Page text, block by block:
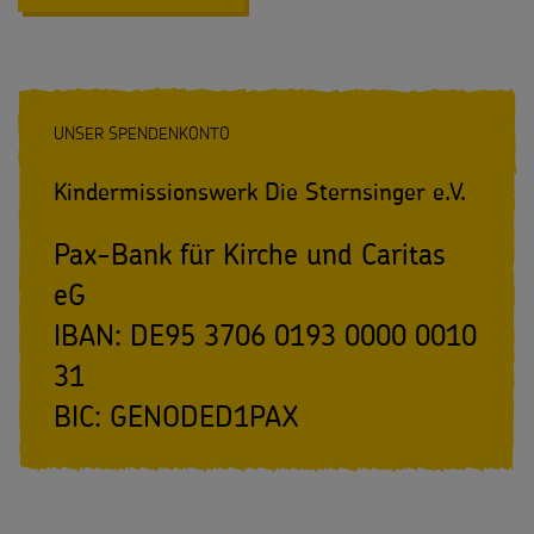
PROJEKTE
UNSER SPENDENKONTO
Kindermissionswerk Die Sternsinger e.V.
Pax-Bank für Kirche und Caritas
eG
IBAN: DE95 3706 0193 0000 0010
31
BIC: GENODED1PAX